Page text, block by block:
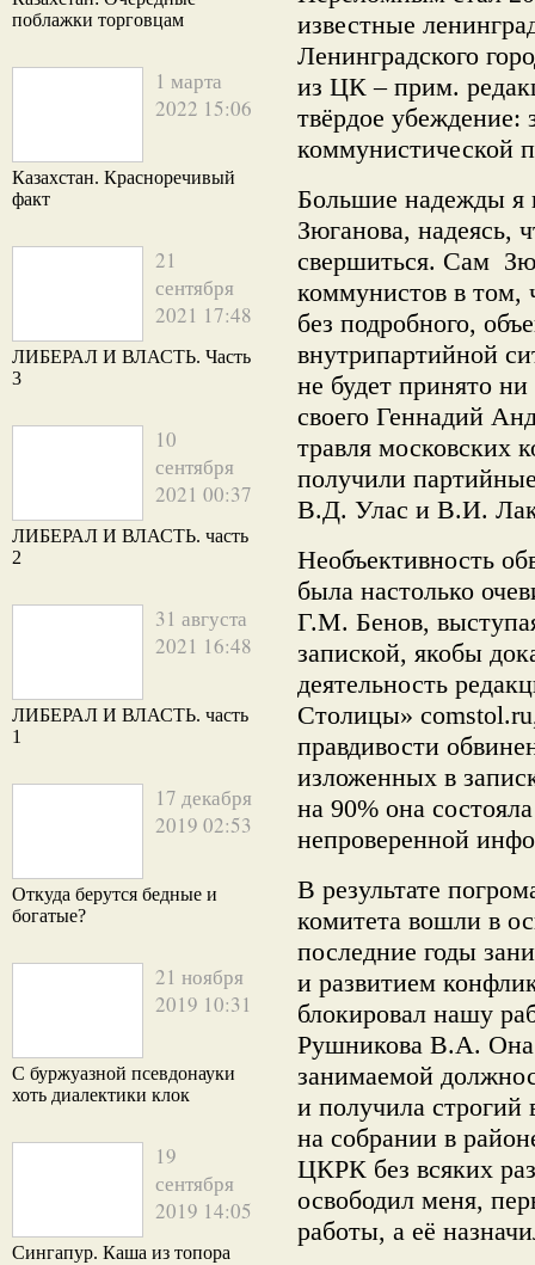
поблажки торговцам
1 марта
2022 15:06
Казахстан. Красноречивый
факт
21
сентября
2021 17:48
ЛИБЕРАЛ И ВЛАСТЬ. Часть
3
10
сентября
2021 00:37
ЛИБЕРАЛ И ВЛАСТЬ. часть
2
31 августа
2021 16:48
ЛИБЕРАЛ И ВЛАСТЬ. часть
1
17 декабря
2019 02:53
Откуда берутся бедные и
богатые?
21 ноября
2019 10:31
С буржуазной псевдонауки
хоть диалектики клок
19
сентября
2019 14:05
Сингапур. Каша из топора
известные
Ленинградского
из ЦК – прим.
твёрдое убеждение:
коммунистической
Большие надежды я
Зюганова, надеясь,
свершиться. Сам
коммунистов в том,
без подробного,
внутрипартийной
не будет принято
своего Геннадий
травля московских
получили
В.Д. Улас и В.И.
Необъективность
была настолько
Г.М. Бенов,
запиской, якобы
деятельность
Столицы»
правдивости
изложенных в
на 90% она
непроверенной
В результате
комитета вошли в
последние годы
и развитием
блокировал нашу
Рушникова В.А. Она
занимаемой
и получила строгий
на собрании в
ЦКРК без всяких
освободил меня,
работы, а её